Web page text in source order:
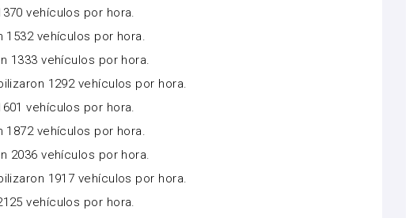
vehículos por hora.
1532 vehículos por hora.
1333 vehículos por hora.
1292 vehículos por hora.
vehículos por hora.
1872 vehículos por hora.
2036 vehículos por hora.
1917 vehículos por hora.
vehículos por hora.